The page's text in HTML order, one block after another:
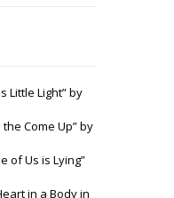
Little Light” by
Come Up” by
of Us is Lying”
in a Body in